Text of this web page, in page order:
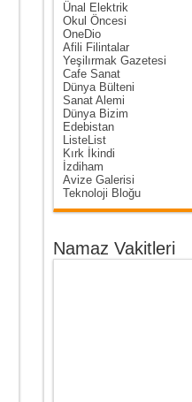
Ünal Elektrik
Okul Öncesi
OneDio
Afili Filintalar
Yeşilırmak Gazetesi
Cafe Sanat
Dünya Bülteni
Sanat Alemi
Dünya Bizim
Edebistan
ListeList
Kırk İkindi
İzdiham
Avize Galerisi
Teknoloji Bloğu
Namaz Vakitleri